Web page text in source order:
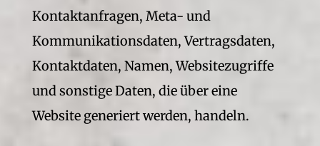
Kontaktanfragen, Meta- und
Kommunikationsdaten, Vertragsdaten,
Kontaktdaten, Namen, Websitezugriffe
und sonstige Daten, die über eine
Website generiert werden, handeln.